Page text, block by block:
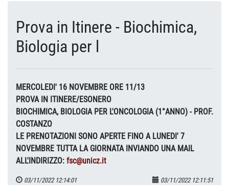
Prova in Itinere - Biochimica,
Biologia per l
MERCOLEDI' 16 NOVEMBRE ORE 11/13
PROVA IN ITINERE/ESONERO
BIOCHIMICA, BIOLOGIA PER L'ONCOLOGIA (1°ANNO) - PROF.
COSTANZO
LE PRENOTAZIONI SONO APERTE FINO A LUNEDI' 7
NOVEMBRE TUTTA LA GIORNATA INVIANDO UNA MAIL
ALL'INDIRIZZO: fsc@unicz.it
03/11/2022 12:14:01 03/11/2022 12:11:51